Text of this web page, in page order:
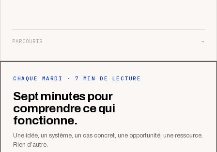
PARCOURIR →
CHAQUE MARDI · 7 MIN DE LECTURE
Sept minutes pour
comprendre ce qui
fonctionne.
Une idée, un système, un cas concret, une opportunité, une ressource.
Rien d’autre.